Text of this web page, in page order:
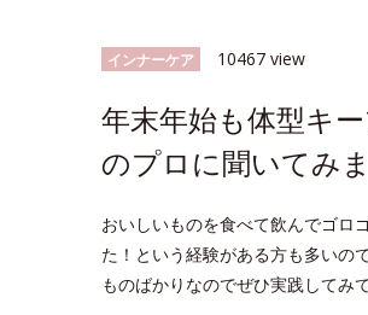
インナーケア 10467 view
年末年始も体型キ
のプロに聞いてみ
おいしいものを食べて飲んでゴロ
た！という経験がある方も多いの
ものばかりなのでぜひ実践してみて